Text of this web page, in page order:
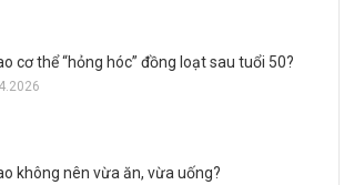
cơ thể “hỏng hóc” đồng loạt sau tuổi 50?
không nên vừa ăn, vừa uống?